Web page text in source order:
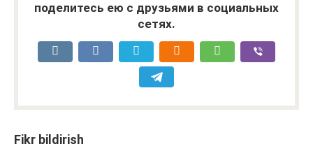
поделитесь ею с друзьями в социальных
сетях.
Fikr bildirish